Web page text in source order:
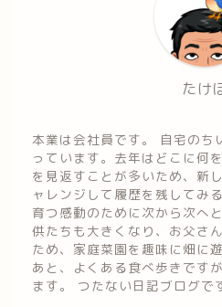
たけ
本業は会社員です。 自宅のち
っています。去年はどこに何
を見返すことが多いため、新
ャレンジして履歴を残してみ
育つ感動のために次から次へ
供たちも大きくなり、お父さ
ため、家庭菜園を趣味に畑に
あと、よくある食べ歩きです
ます。 つたない日記ブログで